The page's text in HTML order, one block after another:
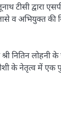
टीसी द्वारा
व अभियुक्त की
नितिन लोहनी
के नेतृत्व में एक